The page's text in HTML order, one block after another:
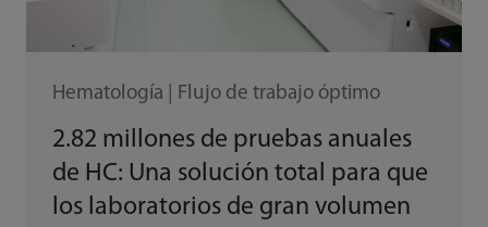
Hematología | Flujo de trabajo óptimo
2.82 millones de pruebas anuales
de HC: Una solución total para que
los laboratorios de gran volumen